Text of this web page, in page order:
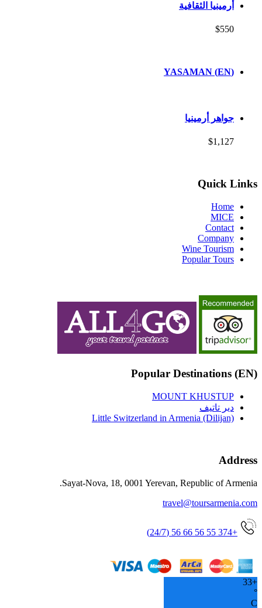
أرمينيا الثقافية
$550
(EN) YASAMAN
جواهر أرمينيا
$1,127
Quick Links
Home
MICE
Contact
Company
Wine Tourism
Popular Tours
(EN) Popular Destinations
MOUNT KHUSTUP
دير تاتيف
Little Switzerland in Armenia (Dilijan)
Address
Sayat-Nova, 18, 0001 Yerevan, Republic of Armenia.
travel@toursarmenia.com
+374 55 56 66 56 (24/7)
+
33
°
C